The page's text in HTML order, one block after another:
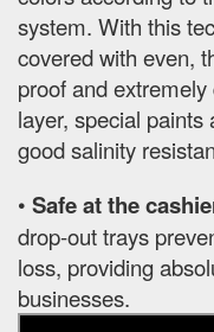
system. With this
covered with even,
proof and
layer, special
good salinity
• Safe at the
drop-out trays
loss, providing
businesses.